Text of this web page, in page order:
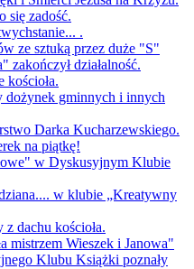
się zadość.
.
ze sztuką przez duże "S"
zakończył działalność.
kościoła.
dożynek gminnych i innych
Darka Kucharzewskiego.
na piątkę!
w Dyskusyjnym Klubie
w klubie „Kreatywny
dachu kościoła.
mistrzem Wieszek i Janowa"
Klubu Książki poznały